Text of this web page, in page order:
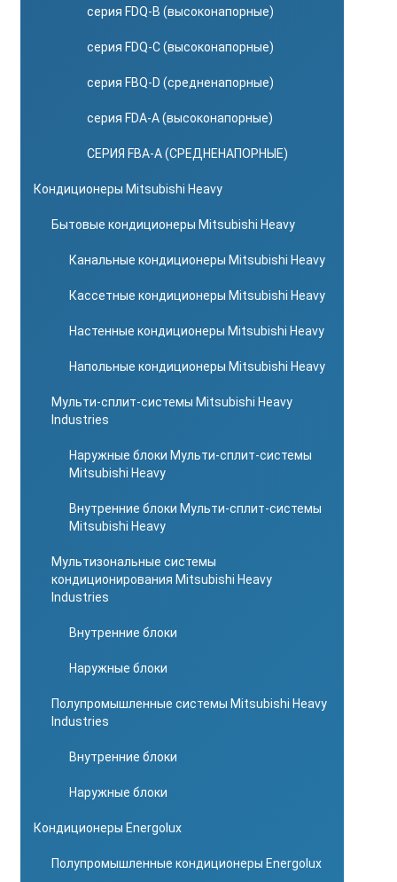
серия FDQ-B (высоконапорные)
серия FDQ-C (высоконапорные)
серия FBQ-D (средненапорные)
серия FDA-A (высоконапорные)
СЕРИЯ FBA-A (СРЕДНЕНАПОРНЫЕ)
Кондиционеры Mitsubishi Heavy
Бытовые кондиционеры Mitsubishi Heavy
Канальные кондиционеры Mitsubishi Heavy
Кассетные кондиционеры Mitsubishi Heavy
Настенные кондиционеры Mitsubishi Heavy
Напольные кондиционеры Mitsubishi Heavy
Мульти-сплит-системы Mitsubishi Heavy
Industries
Наружные блоки Мульти-сплит-системы
Mitsubishi Heavy
Внутренние блоки Мульти-сплит-системы
Mitsubishi Heavy
Мультизональные системы
кондиционирования Mitsubishi Heavy
Industries
Внутренние блоки
Наружные блоки
Полупромышленные системы Mitsubishi Heavy
Industries
Внутренние блоки
Наружные блоки
Кондиционеры Energolux
Полупромышленные кондиционеры Energolux